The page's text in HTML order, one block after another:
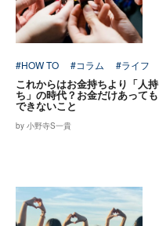
#HOW TO #コラム #ライフ
これからはお金持ちより「人持
ち」の時代？お金だけあっても
できないこと
by 小野寺S一貴